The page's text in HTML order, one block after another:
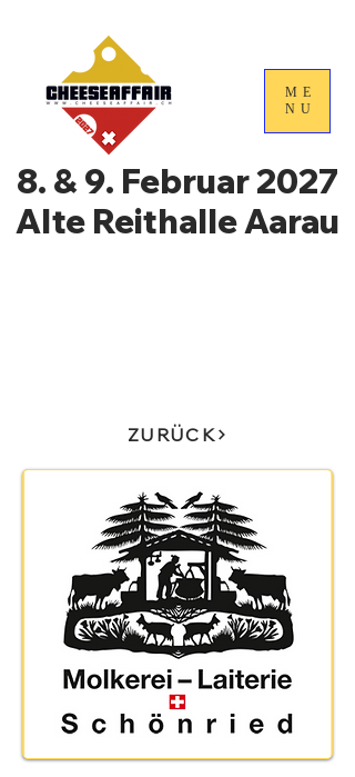
ME
NU
8. & 9. Februar 2027
Alte Reithalle Aarau
ZURÜCK